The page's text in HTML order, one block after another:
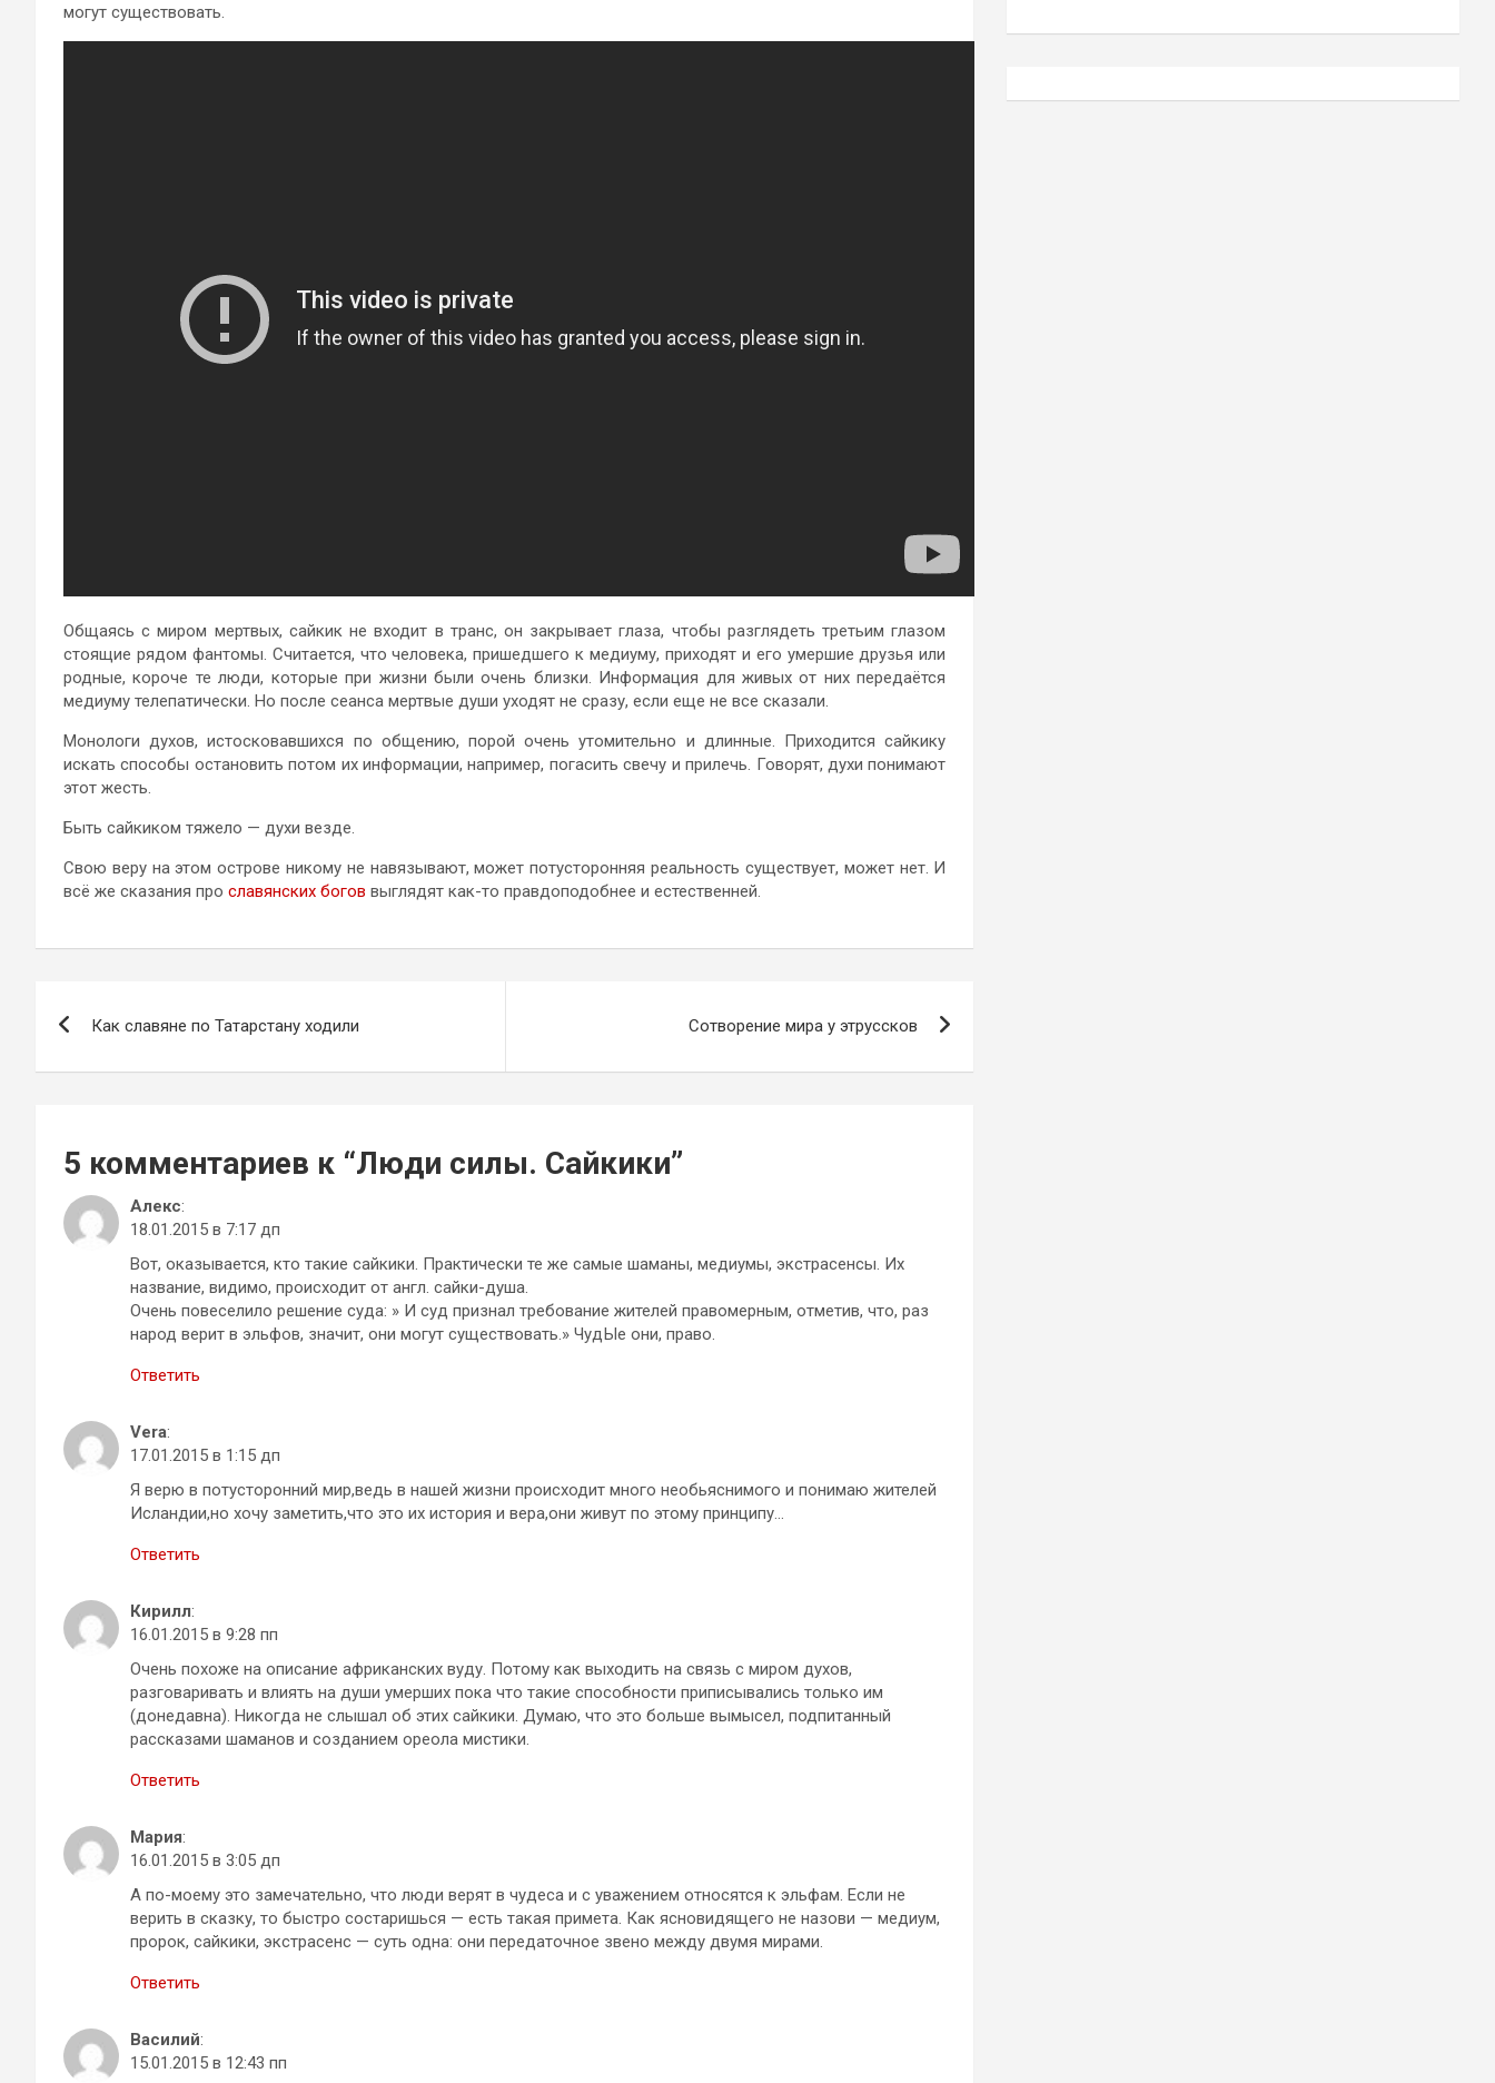
могут существовать.
Общаясь с миром мертвых, сайкик не входит в транс, он закрывает глаза, чтобы разглядеть третьим глазом
стоящие рядом фантомы. Считается, что человека, пришедшего к медиуму, приходят и его умершие друзья или
родные, короче те люди, которые при жизни были очень близки. Информация для живых от них передаётся
медиуму телепатически. Но после сеанса мертвые души уходят не сразу, если еще не все сказали.
Монологи духов, истосковавшихся по общению, порой очень утомительно и длинные. Приходится сайкику
искать способы остановить потом их информации, например, погасить свечу и прилечь. Говорят, духи понимают
этот жесть.
Быть сайкиком тяжело — духи везде.
Свою веру на этом острове никому не навязывают, может потусторонняя реальность существует, может нет. И
всё же сказания про славянских богов выглядят как-то правдоподобнее и естественней.
Как славяне по Татарстану ходили Сотворение мира у этруссков
5 комментариев к “Люди силы. Сайкики”
Алекс:
18.01.2015 в 7:17 дп
Вот, оказывается, кто такие сайкики. Практически те же самые шаманы, медиумы, экстрасенсы. Их
название, видимо, происходит от англ. сайки-душа.
Очень повеселило решение суда: » И суд признал требование жителей правомерным, отметив, что, раз
народ верит в эльфов, значит, они могут существовать.» ЧудЫе они, право.
Ответить
Vera:
17.01.2015 в 1:15 дп
Я верю в потусторонний мир,ведь в нашей жизни происходит много необьяснимого и понимаю жителей
Исландии,но хочу заметить,что это их история и вера,они живут по этому принципу…
Ответить
Кирилл:
16.01.2015 в 9:28 пп
Очень похоже на описание африканских вуду. Потому как выходить на связь с миром духов,
разговаривать и влиять на души умерших пока что такие способности приписывались только им
(донедавна). Никогда не слышал об этих сайкики. Думаю, что это больше вымысел, подпитанный
рассказами шаманов и созданием ореола мистики.
Ответить
Мария:
16.01.2015 в 3:05 дп
А по-моему это замечательно, что люди верят в чудеса и с уважением относятся к эльфам. Если не
верить в сказку, то быстро состаришься — есть такая примета. Как ясновидящего не назови — медиум,
пророк, сайкики, экстрасенс — суть одна: они передаточное звено между двумя мирами.
Ответить
Василий:
15.01.2015 в 12:43 пп